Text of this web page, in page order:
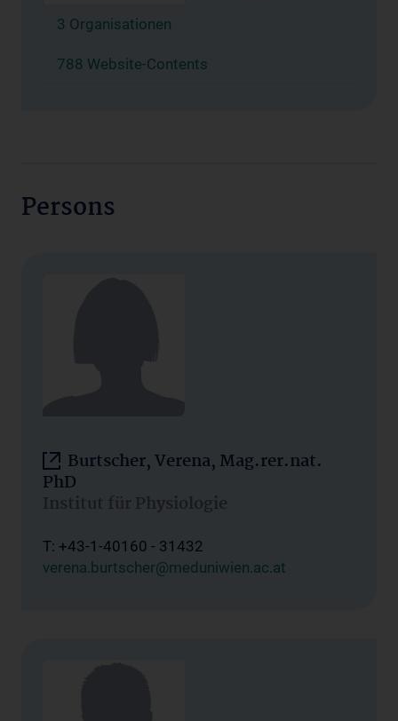
3 Organisationen
788 Website-Contents
Persons
Burtscher, Verena, Mag.rer.nat.
PhD
Institut für Physiologie
T: +43-1-40160 - 31432
verena.burtscher@meduniwien.ac.at